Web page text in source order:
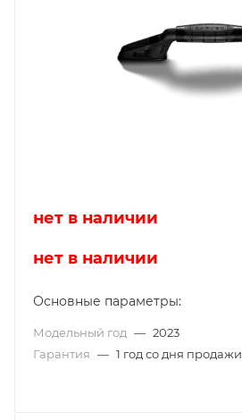
нет в наличии
нет в наличии
Основные параметры:
Модельный год — 2023
Гарантия — 1 год со дня продажи